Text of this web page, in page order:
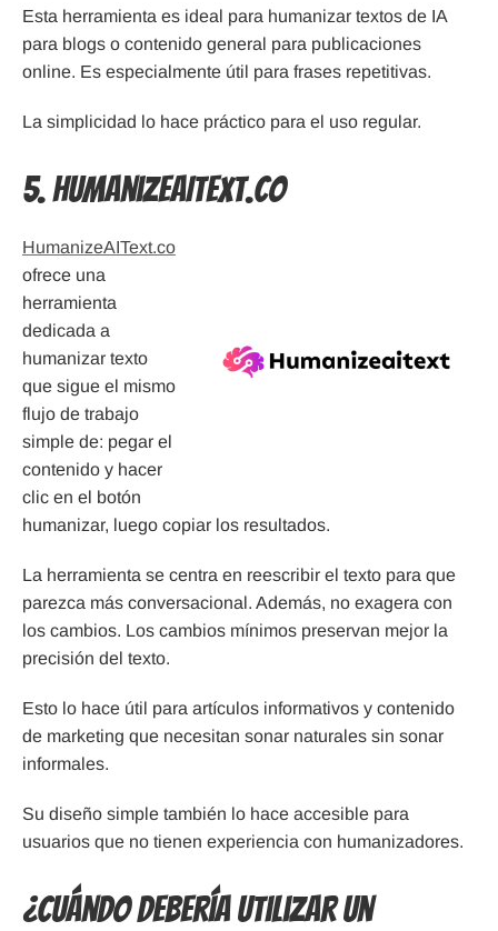
Esta herramienta es ideal para humanizar textos de IA
para blogs o contenido general para publicaciones
online. Es especialmente útil para frases repetitivas.
La simplicidad lo hace práctico para el uso regular.
5. HumanizeAIText.co
HumanizeAIText.co
ofrece una
herramienta
dedicada a
humanizar texto
que sigue el mismo
flujo de trabajo
simple de: pegar el
contenido y hacer
clic en el botón
humanizar, luego copiar los resultados.
La herramienta se centra en reescribir el texto para que
parezca más conversacional. Además, no exagera con
los cambios. Los cambios mínimos preservan mejor la
precisión del texto.
Esto lo hace útil para artículos informativos y contenido
de marketing que necesitan sonar naturales sin sonar
informales.
Su diseño simple también lo hace accesible para
usuarios que no tienen experiencia con humanizadores.
¿Cuándo debería utilizar un